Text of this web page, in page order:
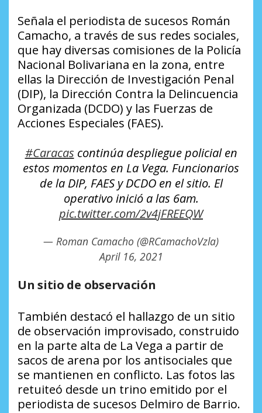
Señala el periodista de sucesos Román
Camacho, a través de sus redes sociales,
que hay diversas comisiones de la Policía
Nacional Bolivariana en la zona, entre
ellas la Dirección de Investigación Penal
(DIP), la Dirección Contra la Delincuencia
Organizada (DCDO) y las Fuerzas de
Acciones Especiales (FAES).
#Caracas continúa despliegue policial en
estos momentos en La Vega. Funcionarios
de la DIP, FAES y DCDO en el sitio. El
operativo inició a las 6am.
pic.twitter.com/2v4jFREEQW
— Roman Camacho (@RCamachoVzla)
April 16, 2021
Un sitio de observación
También destacó el hallazgo de un sitio
de observación improvisado, construido
en la parte alta de La Vega a partir de
sacos de arena por los antisociales que
se mantienen en conflicto. Las fotos las
retuiteó desde un trino emitido por el
periodista de sucesos Delmiro de Barrio.